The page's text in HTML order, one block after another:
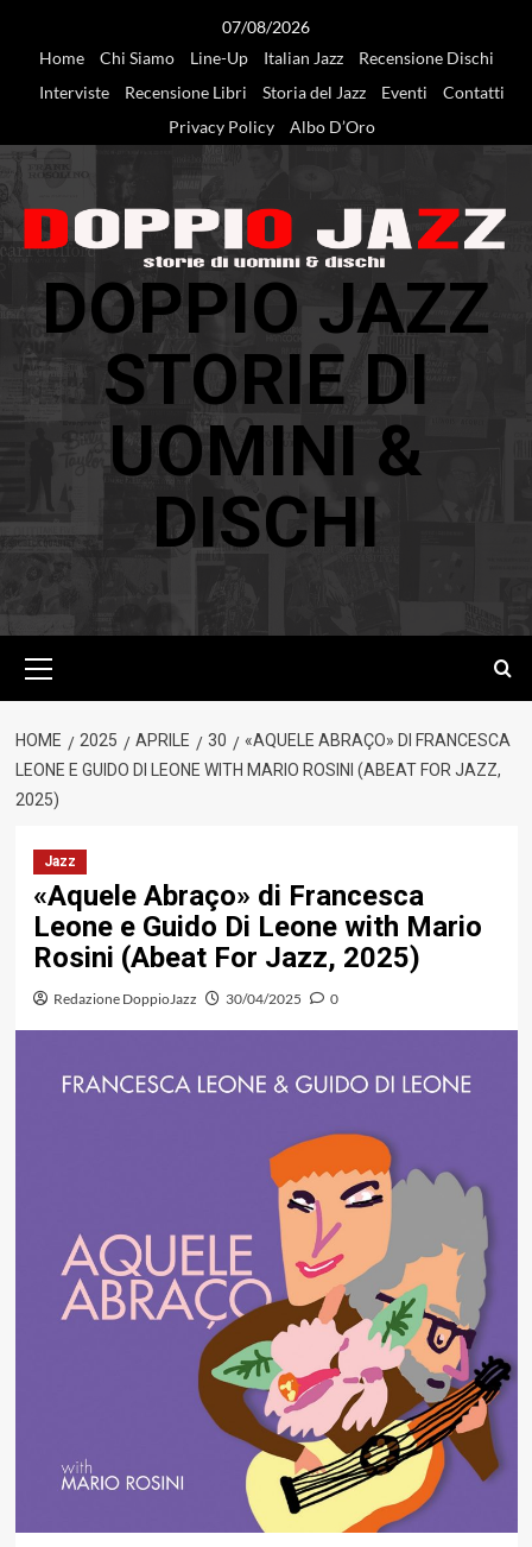
07/08/2026
Home
Chi Siamo Line-Up Italian Jazz
Recensione Dischi
Interviste
Recensione Libri Storia del Jazz Eventi
Contatti
Privacy Policy
Albo D’Oro
DOPPIO JAZZ
STORIE DI
UOMINI &
DISCHI
principale
HOME 2025 APRILE 30
«AQUELE ABRAÇO» DI FRANCESCA
LEONE E GUIDO DI LEONE WITH MARIO ROSINI (ABEAT FOR JAZZ,
2025)
Jazz
«Aquele Abraço» di Francesca
Leone e Guido Di Leone with Mario
Rosini (Abeat For Jazz, 2025)
Redazione DoppioJazz 30/04/2025 0